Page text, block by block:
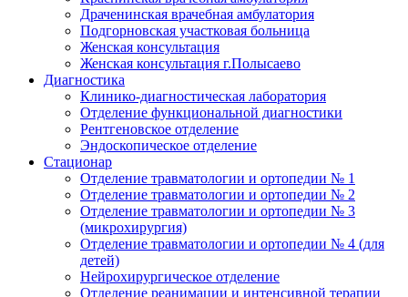
Драченинская врачебная амбулатория
Подгорновская участковая больница
Женская консультация
Женская консультация г.Полысаево
Диагностика
Клинико-диагностическая лаборатория
Отделение функциональной диагностики
Рентгеновское отделение
Эндоскопическое отделение
Стационар
Отделение травматологии и ортопедии № 1
Отделение травматологии и ортопедии № 2
Отделение травматологии и ортопедии № 3
(микрохирургия)
Отделение травматологии и ортопедии № 4 (для
детей)
Нейрохирургическое отделение
Отделение реанимации и интенсивной терапии